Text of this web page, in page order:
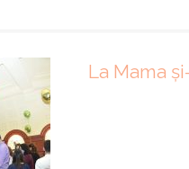
La Mama